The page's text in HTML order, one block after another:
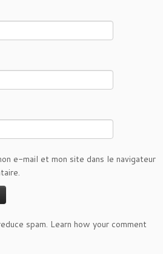
e-mail et mon site dans le navigateur
spam. Learn how your comment